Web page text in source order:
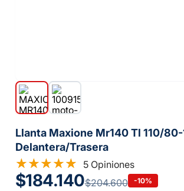
Llanta Maxione Mr140 Tl 110/80-
Delantera/Trasera
5 Opiniones
$184.140$204.600 -10%